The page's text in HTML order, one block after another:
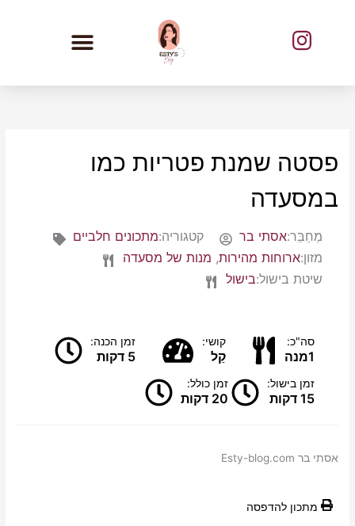
פסטה שמנת פטריות כמו
במסעדה
מְחַבֵּר:אסתי בר קטגוריה:מתכונים חלביים
מזון:ארוחות מהירות, מנות של מסעדה
שיטת בישול:בישול
סה"כ:
1מנה
קושי:
קַל
זמן הכנה:
5 דקות
זמן בישול:
15 דקות
זמן כולל:
20 דקות
אסתי בר Esty-blog.com
מתכון להדפסה